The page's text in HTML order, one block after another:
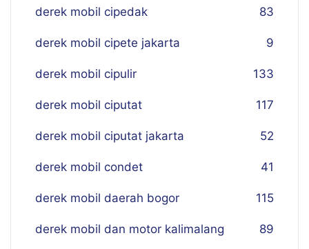
derek mobil cipedak 83
derek mobil cipete jakarta 9
derek mobil cipulir 133
derek mobil ciputat 117
derek mobil ciputat jakarta 52
derek mobil condet 41
derek mobil daerah bogor 115
derek mobil dan motor kalimalang 89